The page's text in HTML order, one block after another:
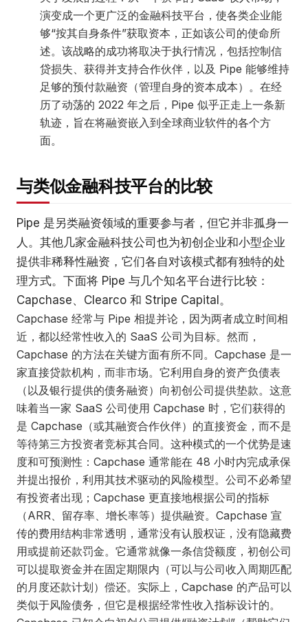
演变成一个更广泛的金融科技平台，使各类企业能
够“按其自身条件”获取资本，正如该公司的使命所
述。该战略的成功将取决于执行情况，包括控制信
贷损失、获得并支持合作伙伴，以及 Pipe 能够维持
足够的预付款融资（管理自身的资本成本）。在经
历了动荡的 2022 年之后，Pipe 似乎正走上一条新
轨迹，旨在将融资嵌入到全球商业软件的各个方
面。
与类似金融科技平台的比较
Pipe 是另类融资领域的重要参与者，但它并非孤身一
人。其他几家金融科技公司也为初创企业和小型企业
提供非稀释性融资，它们各自对该模式都有独特的处
理方式。下面将 Pipe 与几个知名平台进行比较：
Capchase、Clearco 和 Stripe Capital。
Capchase 经常与 Pipe 相提并论，因为两者成立时间相
近，都以经常性收入的 SaaS 公司为目标。然而，
Capchase 的方法在关键方面有所不同。Capchase 是一
家直接贷款机构，而非市场。它利用自身的资产负债表
（以及银行提供的债务融资）向初创公司提供垫款。这意
味着当一家 SaaS 公司使用 Capchase 时，它们获得的
是 Capchase（或其融资合作伙伴）的直接资金，而不是
等待第三方投资者竞标其合同。这种模式的一个优势是速
度和可预测性：Capchase 通常能在 48 小时内完成承保
并提出报价，利用其技术驱动的风险模型。公司不必希望
有投资者出现；Capchase 更直接地根据公司的指标
（ARR、留存率、增长率等）提供融资。Capchase 宣
传的费用结构非常透明，通常没有认股权证，没有隐藏费
用或提前还款罚金。它通常就像一条信贷额度，初创公司
可以提取资金并在固定期限内（可以与公司收入周期匹配
的月度还款计划）偿还。实际上，Capchase 的产品可以
类似于风险债务，但它是根据经常性收入指标设计的。